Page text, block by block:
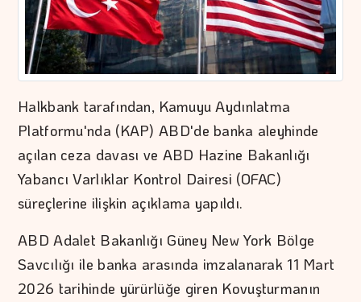
Halkbank tarafından, Kamuyu Aydınlatma
Platformu'nda (KAP) ABD'de banka aleyhinde
açılan ceza davası ve ABD Hazine Bakanlığı
Yabancı Varlıklar Kontrol Dairesi (OFAC)
süreçlerine ilişkin açıklama yapıldı.
ABD Adalet Bakanlığı Güney New York Bölge
Savcılığı ile banka arasında imzalanarak 11 Mart
2026 tarihinde yürürlüğe giren Kovuşturmanın